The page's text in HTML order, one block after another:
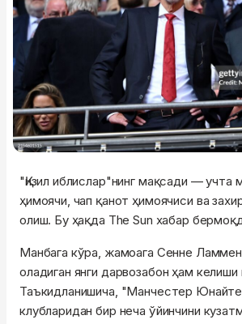
"Қизил иблислар"нинг мақсади — учта
ҳимоячи, чап қанот ҳимоячиси ва
олиш. Бу ҳақда The Sun хабар
Манбага кўра, жамоага Сенне
оладиган янги дарвозабон ҳам
Таъкидланишича, "Манчестер
клубларидан бир неча ўйинчини